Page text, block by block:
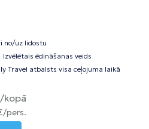
no/uz lidostu
Izvēlētais ēdināšanas veids
Travel atbalsts visa ceļojuma laikā
kopā
pers.